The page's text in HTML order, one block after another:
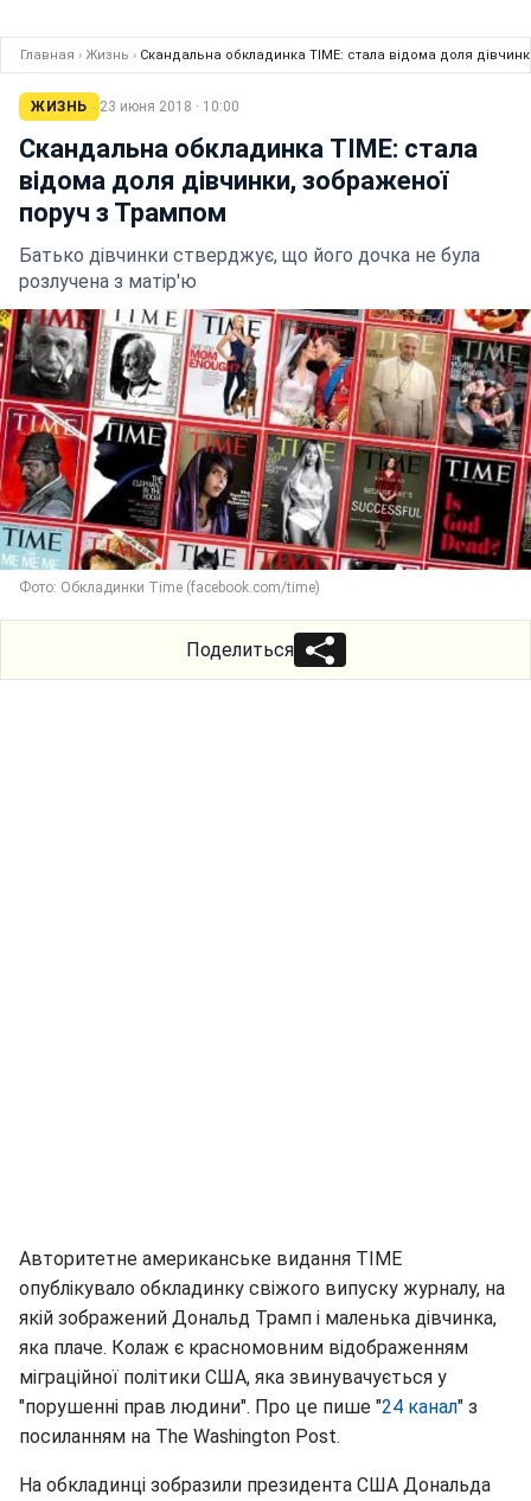
Главная › Жизнь › Скандальна обкладинка TIME: стала відома доля
ЖИЗНЬ 23 июня 2018 · 10:00
Скандальна обкладинка TIME: стала
відома доля дівчинки, зображеної
поруч з Трампом
Батько дівчинки стверджує, що його дочка не була
розлучена з матір'ю
Фото: Обкладинки Time (facebook.com/time)
Поделиться
Авторитетне американське видання TIME
опублікувало обкладинку свіжого випуску журналу, на
якій зображений Дональд Трамп і маленька дівчинка,
яка плаче. Колаж є красномовним відображенням
міграційної політики США, яка звинувачується у
"порушенні прав людини". Про це пише "24 канал" з
посиланням на The Washington Post.
На обкладинці зобразили президента США Дональда